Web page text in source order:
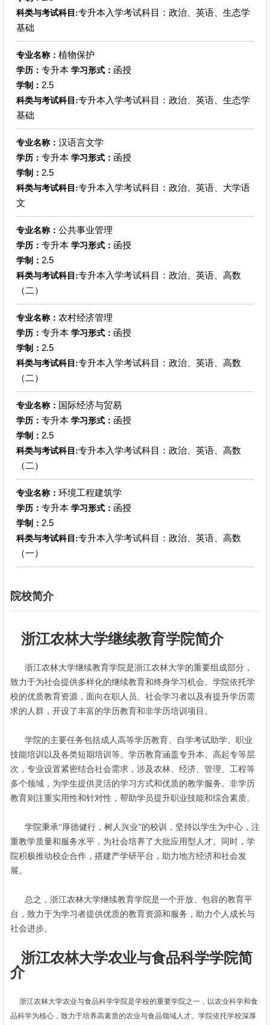
科类与考试科目:专升本入学考试科目：政治、英语、生态学
基础
专业名称： 植物保护
学历： 专升本 学习形式： 函授
学制： 2.5
科类与考试科目:专升本入学考试科目：政治、英语、生态学
基础
专业名称： 汉语言文学
学历： 专升本 学习形式： 函授
学制： 2.5
科类与考试科目:专升本入学考试科目：政治、英语、大学语
文
专业名称： 公共事业管理
学历： 专升本 学习形式： 函授
学制： 2.5
科类与考试科目:专升本入学考试科目：政治、英语、高数
（二）
专业名称： 农村经济管理
学历： 专升本 学习形式： 函授
学制： 2.5
科类与考试科目:专升本入学考试科目：政治、英语、高数
（二）
专业名称： 国际经济与贸易
学历： 专升本 学习形式： 函授
学制： 2.5
科类与考试科目:专升本入学考试科目：政治、英语、高数
（二）
专业名称： 环境工程建筑学
学历： 专升本 学习形式： 函授
学制： 2.5
科类与考试科目:专升本入学考试科目：政治、英语、高数
（一）
院校简介
浙江农林大学继续教育学院简介
浙江农林大学继续教育学院是浙江农林大学的重要组成部分，
致力于为社会提供多样化的继续教育和终身学习机会。学院依托学
校的优质教育资源，面向在职人员、社会学习者以及有提升学历需
求的人群，开设了丰富的学历教育和非学历培训项目。
学院的主要任务包括成人高等学历教育、自学考试助学、职业
技能培训以及各类短期培训等。学历教育涵盖专升本、高起专等层
次，专业设置紧密结合社会需求，涉及农林、经济、管理、工程等
多个领域，为学生提供灵活的学习方式和优质的教学服务。非学历
教育则注重实用性和针对性，帮助学员提升职业技能和综合素质。
学院秉承“厚德健行，树人兴业”的校训，坚持以学生为中心，注
重教学质量和服务水平，为社会培养了大批应用型人才。同时，学
院积极推动校企合作，搭建产学研平台，助力地方经济和社会发
展。
总之，浙江农林大学继续教育学院是一个开放、包容的教育平
台，致力于为学习者提供优质的教育资源和服务，助力个人成长与
社会进步。
浙江农林大学农业与食品科学学院简
介
浙江农林大学农业与食品科学学院是学校的重要学院之一，以农业科学和食
品科学为核心，致力于培养高素质的农业与食品领域人才。学院依托学校深厚